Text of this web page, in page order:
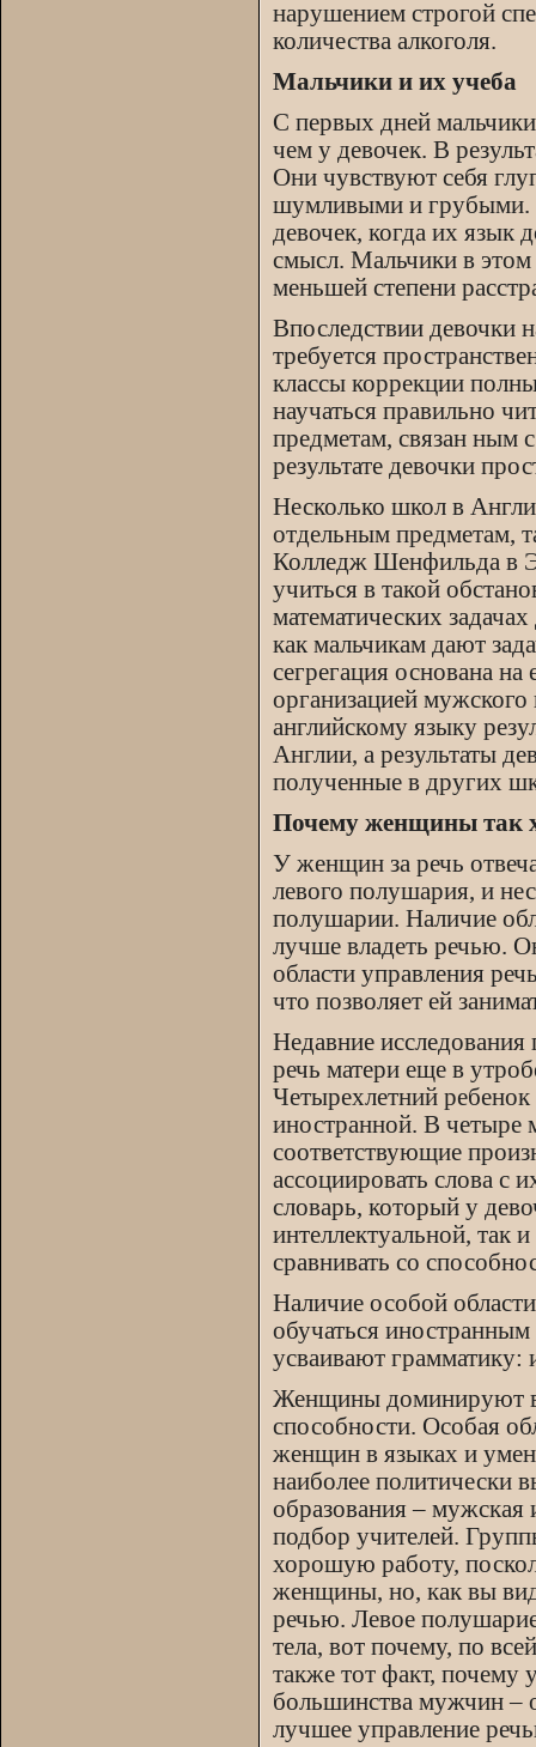
нарушением строгой
количества алкоголя.
Мальчики и их учеба
С первых дней
чем у девочек. В
Они чувствуют себя
шумливыми и грубыми.
девочек, когда их язык
смысл. Мальчики в этом
меньшей степени
Впоследствии девочки
требуется
классы коррекции
научаться правильно
предметам, связан ным
результате девочки
Несколько школ в
отдельным предметам,
Колледж Шенфильда в
учиться в такой
математических
как мальчикам дают
сегрегация основана
организацией
английскому языку
Англии, а результаты
полученные в других
Почему женщины так
У женщин за речь
левого полушария, и
полушарии. Наличие
лучше владеть речью.
области управления
что позволяет ей
Недавние исследования
речь матери еще в
Четырехлетний
иностранной. В четыре
соответствующие
ассоциировать слова с
словарь, который у
интеллектуальной, так
сравнивать со
Наличие особой
обучаться
усваивают
Женщины доминируют в
способности. Особая
женщин в языках и
наиболее политически
образования – мужская
подбор учителей.
хорошую работу,
женщины, но, как вы
речью. Левое
тела, вот почему, по
также тот факт, почему
большинства мужчин –
лучшее управление